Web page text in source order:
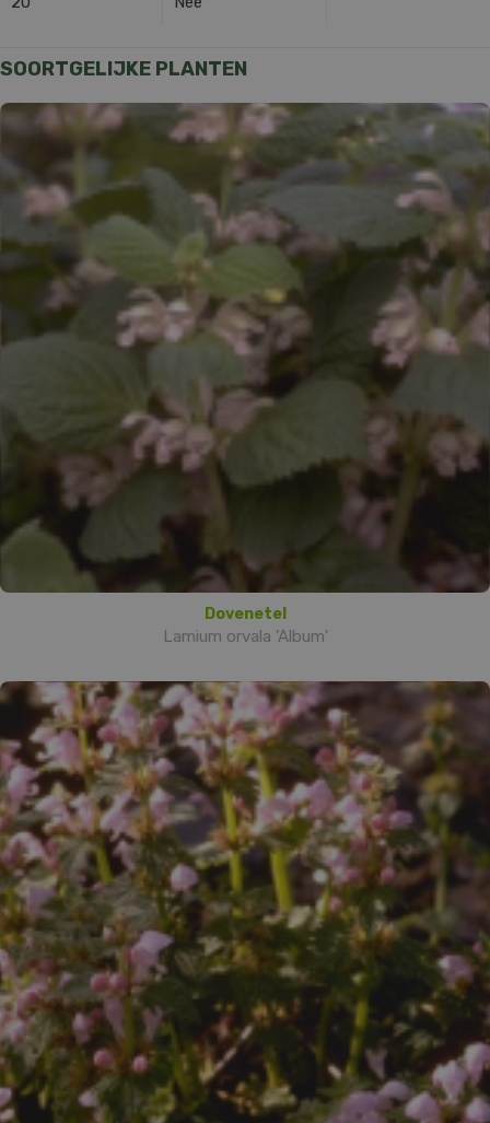
SOORTGELIJKE PLANTEN
Dovenetel
Lamium orvala 'Album'